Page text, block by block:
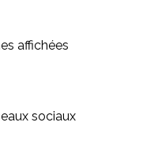
affichées
sociaux